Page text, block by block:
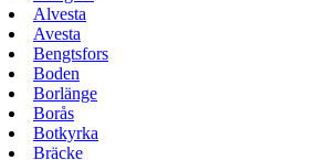
Alvesta
Avesta
Bengtsfors
Boden
Borlänge
Borås
Botkyrka
Bräcke